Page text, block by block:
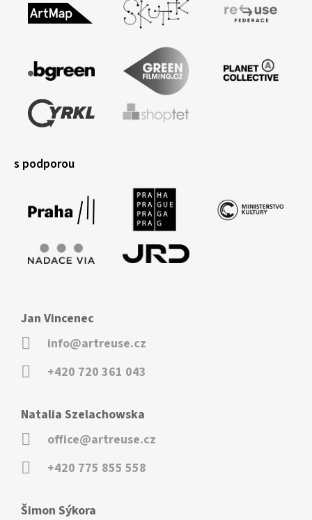
s podporou
Jan Vincenec
info@artreuse.cz
+420 720 361 043
Natalia Szelachowska
office@artreuse.cz
+420 775 855 558
Šimon Sýkora